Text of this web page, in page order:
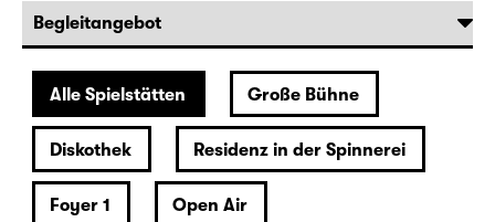
30.01.
15:00 Große Bühne
Das Vermächtnis
(The Inheritance)
von Matthew Lopez
aus dem Amerikanischen von Hannes Becker
Regie: Enrico Lübbe
Karten